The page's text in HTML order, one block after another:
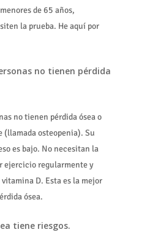
de 65 años,
la prueba. He aquí por
no tienen pérdida
no tienen pérdida ósea o
(llamada osteopenia). Su
es bajo. No necesitan la
ejercicio regularmente y
D. Esta es la mejor
ósea.
tiene riesgos.